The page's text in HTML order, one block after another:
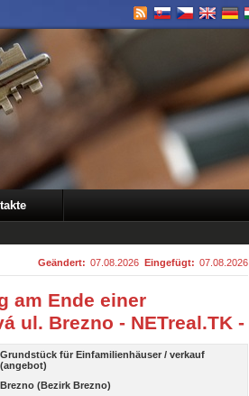
Geändert: 07.08.2026 Eingefügt: 07.08.2026
am Ende einer
ul. Brezno - NETreal.TK -
Grundstück für Einfamilienhäuser / verkauf
(angebot)
Brezno (Bezirk Brezno)